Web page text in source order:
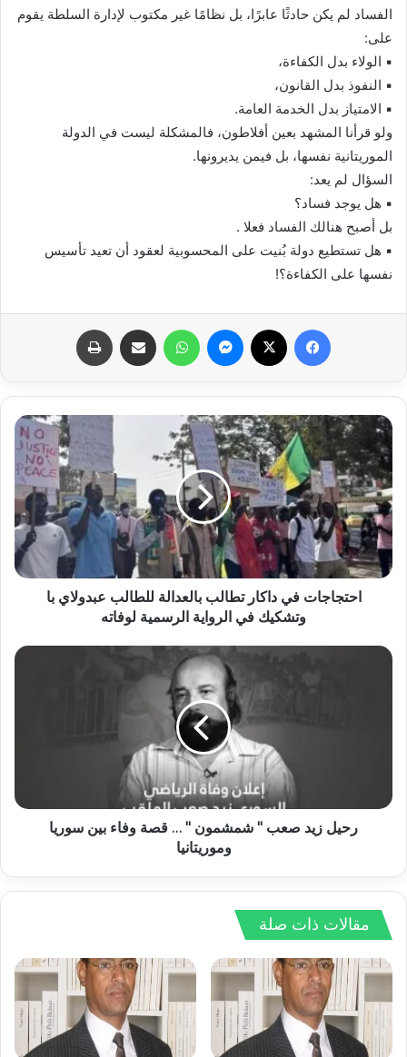
الفساد لم يكن حادثًا عابرًا، بل نظامًا غير مكتوب لإدارة السلطة يقوم
على:
▪︎ الولاء بدل الكفاءة،
▪︎ النفوذ بدل القانون،
▪︎ الامتياز بدل الخدمة العامة.
ولو قرأنا المشهد بعين أفلاطون، فالمشكلة ليست في الدولة
الموريتانية نفسها، بل فيمن يديرونها.
السؤال لم يعد:
▪︎ هل يوجد فساد؟
بل أصبح هنالك الفساد فعلا .
▪︎ هل تستطيع دولة بُنيت على المحسوبية لعقود أن تعيد تأسيس
نفسها على الكفاءة؟!
فيسبوك ماسنجر واتساب مشاركة عبر البريد
احتجاجات في داكار تطالب بالعدالة للطالب عبدولاي با
وتشكيك في الرواية الرسمية لوفاته
رحيل زيد صعب " شمشمون " … قصة وفاء بين سوريا
وموريتانيا
مقالات ذات صلة